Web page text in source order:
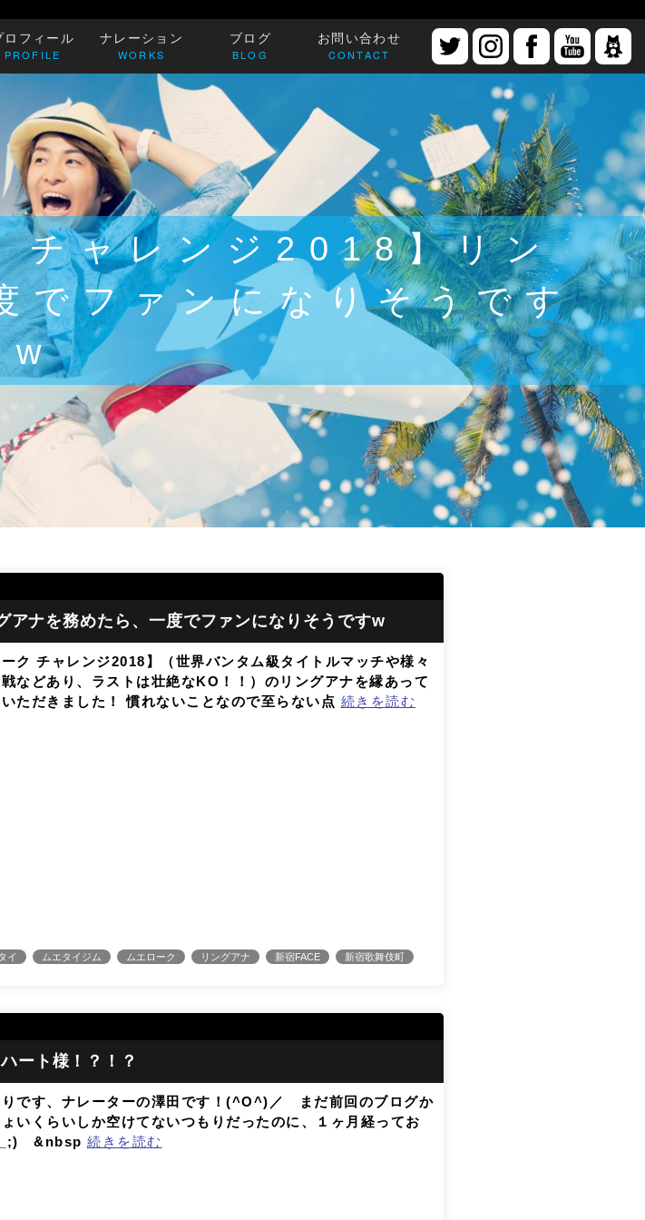
ロフィール
PROFILE
ナレーション
WORKS
ブログ
BLOG
お問い合わせ
CONTACT
チャレンジ2018】リン
でファンになりそうです
w
ナを務めたら、一度でファンになりそうですw
ク チャレンジ2018】（世界バンタム級タイトルマッチや様々
などあり、ラストは壮絶なKO！！）のリングアナを縁あって
ただきました！ 慣れないことなので至らない点 続きを読む
イ ムエタイジム ムエローク リングアナ 新宿FACE
新宿歌舞伎町
ート様！？！？
です、ナレーターの澤田です！(^O^)／ まだ前回のブログか
いくらいしか空けてないつもりだったのに、１ヶ月経ってお
&nbsp 続きを読む